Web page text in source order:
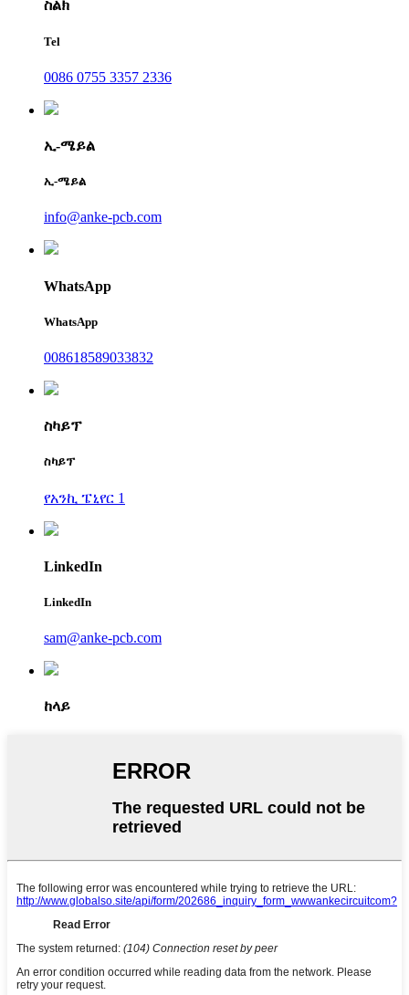
ስልክ
Tel
0086 0755 3357 2336
ኢ-ሜይል
ኢ-ሜይል
info@anke-pcb.com
WhatsApp
WhatsApp
008618589033832
ስካይፕ
ስካይፕ
የአንኪ ፔኒየር 1
LinkedIn
LinkedIn
sam@anke-pcb.com
ከላይ